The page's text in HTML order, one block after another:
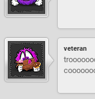
veteran